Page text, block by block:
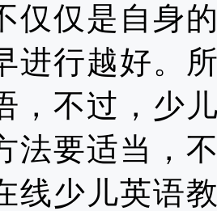
仅仅是自身
进行越好。
，不过，少
法要适当，
线少儿英语